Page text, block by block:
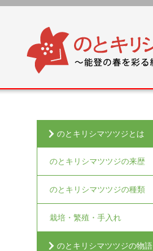
のとキリシマツツジとは
のとキリシマツツジの来歴
のとキリシマツツジの種類
栽培・繁殖・手入れ
のとキリシマツツジの物語